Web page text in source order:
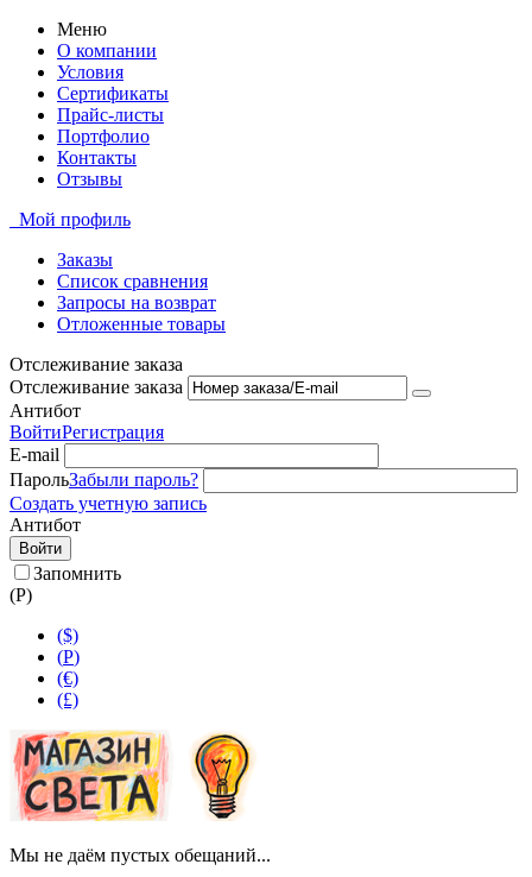
Меню
О компании
Условия
Сертификаты
Прайс-листы
Портфолио
Контакты
Отзывы
Мой профиль
Заказы
Список сравнения
Запросы на возврат
Отложенные товары
Отслеживание заказа
Отслеживание заказа
Антибот
ВойтиРегистрация
E-mail
ПарольЗабыли пароль?
Создать учетную запись
Антибот
Войти
Запомнить
(Р)
($)
(Р)
(€)
(£)
Мы не даём пустых обещаний...